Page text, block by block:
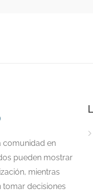
comunidad en
pueden mostrar
mientras
decisiones